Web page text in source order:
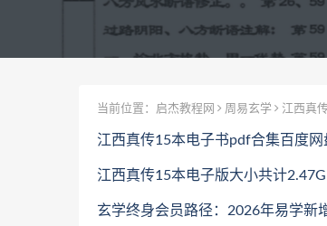
当前位置： 启杰教程网 周易玄学 江西真
江西真传15本电子书pdf合集百度网
江西真传15本电子版大小共计2.47G
玄学终身会员路径：2026年易学新